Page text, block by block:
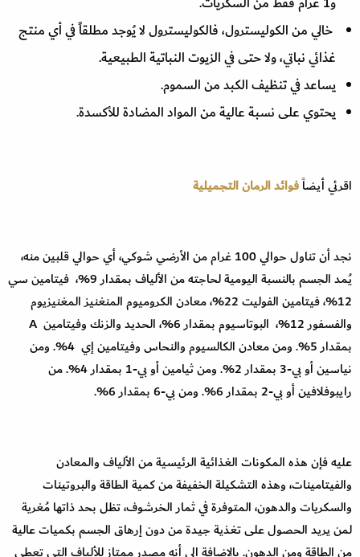
خالي من الكوليسترول، فالكوليسترول لا يُوجد مطلقاً في أي منتج
غذائي نباتي، ولا حتى في الزيوت النباتية الطبيعية.
يساعد في تنظيف الكبد من السموم.
يحتوي على نسبة عالية من المواد المضادة للأكسدة.
اقرئي أيضاًفوائد الرمان التجميلية
نجد أن تناول حوالي 100 غرام من الأرضي شوكي، أي حوالي قلبين منه،
يُمد الجسم بالنسبة اليومية لحاجته من الألياف بمقدار 9%، فيتامين سي
12%، فيتامين الفوليت 22%، معادن الكروميوم المنغنيز المغنيزيوم
والفسفور 12%، البوتاسيوم بمقدار 6%، الحديد والزنك وفيتامين A
بمقدار 5%. ومن معادن الكالسيوم والنحاس وفيتامين إي 4%. ومن
نياسين أو بي-3 بمقدار 2%. ومن ثيامين أو بي-1 بمقدار 4%. من
رايبوفلافين أو بي-2 بمقدار 6%. ومن بي-6 بمقدار 6%.
عليه فإن هذه المكونات الغذائية الرئيسية من الألياف والمعادن
والفيتامينات، وهذه التشكيلة الخفيفة من كمية الطاقة والبروتينات
والسكريات والدهون، المتوفرة في ثمار الخرشوف، تظل بحد ذاتها مُغرية
لمن يريد الحصول على تغذية جيدة من دون إرهاق الجسم بكميات عالية
من الطاقة ومن الدهون. بالاضافة إلى أنه مصدر ممتاز للألياف التي تعطي